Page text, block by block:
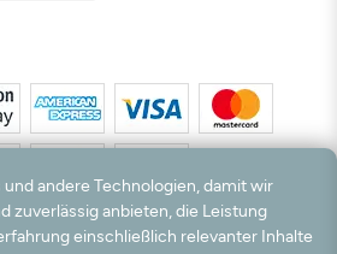
**Kostenloser Versand und Rückversand
andere Technologien, damit wir
zuverlässig anbieten, die Leistung
einschließlich relevanter Inhalte